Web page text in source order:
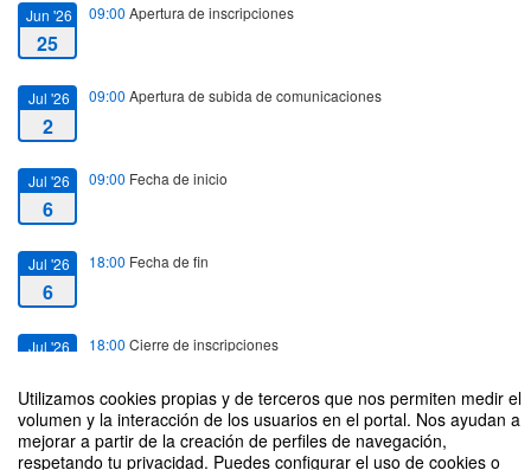
Utilizamos cookies propias y de terceros que nos permiten medir el
volumen y la interacción de los usuarios en el portal. Nos ayudan a
mejorar a partir de la creación de perfiles de navegación,
respetando tu privacidad. Puedes configurar el uso de cookies o
Jun '26
25
09:00 Apertura de inscripciones
Jul '26
2
09:00 Apertura de subida de comunicaciones
Jul '26
6
09:00 Fecha de inicio
Jul '26
6
18:00 Fecha de fin
Jul '26 18:00 Cierre de inscripciones
Jul '26
6
18:00Cierre de subida de comunicaciones